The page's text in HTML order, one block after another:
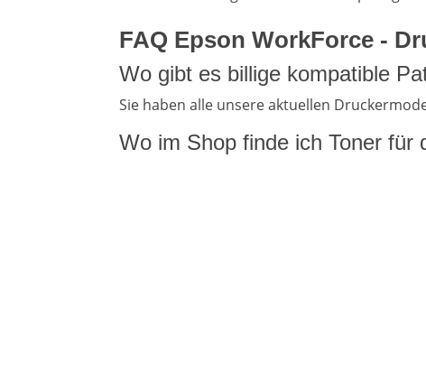
FAQ Epson WorkForce -
Wo gibt es billige kompatible
Sie haben alle unsere aktuellen
Wo im Shop finde ich Toner für